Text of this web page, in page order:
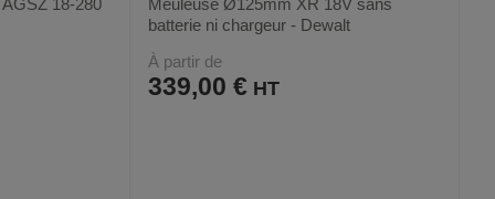
batterie ni chargeur - Dewalt
À partir de
339,00 €